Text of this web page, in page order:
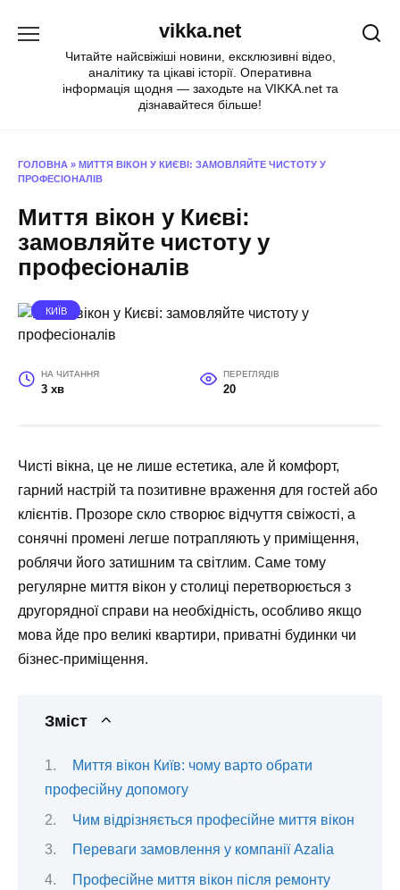
vikka.net
Читайте найсвіжіші новини, ексклюзивні відео,
аналітику та цікаві історії. Оперативна
інформація щодня — заходьте на VIKKA.net та
дізнавайтеся більше!
ГОЛОВНА » МИТТЯ ВІКОН У КИЄВІ: ЗАМОВЛЯЙТЕ ЧИСТОТУ У
ПРОФЕСІОНАЛІВ
Миття вікон у Києві:
замовляйте чистоту у
професіоналів
КИЇВ
НА ЧИТАННЯ
3 хв
ПЕРЕГЛЯДІВ
20
Чисті вікна, це не лише естетика, але й комфорт,
гарний настрій та позитивне враження для гостей або
клієнтів. Прозоре скло створює відчуття свіжості, а
сонячні промені легше потрапляють у приміщення,
роблячи його затишним та світлим. Саме тому
регулярне миття вікон у столиці перетворюється з
другорядної справи на необхідність, особливо якщо
мова йде про великі квартири, приватні будинки чи
бізнес-приміщення.
Зміст
Миття вікон Київ: чому варто обрати
професійну допомогу
Чим відрізняється професійне миття вікон
Переваги замовлення у компанії Azalia
Професійне миття вікон після ремонту